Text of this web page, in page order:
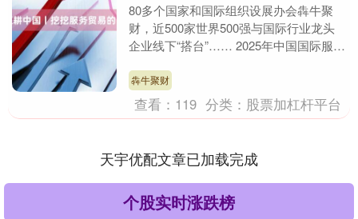
80多个国家和国际组织设展办会犇牛聚
财，近500家世界500强与国际行业龙头
企业线下“搭台”…… 2025年中国国际服务
与央....
犇牛聚财
查看： 119 分类： 股票加杠杆平台
天宇优配文章已加载完成
个股实时涨跌榜